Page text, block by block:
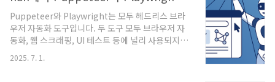
Puppeteer와 Playwright는 모두 헤드리스 브라
우저 자동화 도구입니다. 두 도구 모두 브라우저 자
동화, 웹 스크래핑, UI 테스트 등에 널리 사용되지
만, 목적과 철학, 기능에서 차이가 있습니다. n8n에
서는 보통 Puppeteer를 사용하지만, 두 도구의 차
2025. 7. 1.